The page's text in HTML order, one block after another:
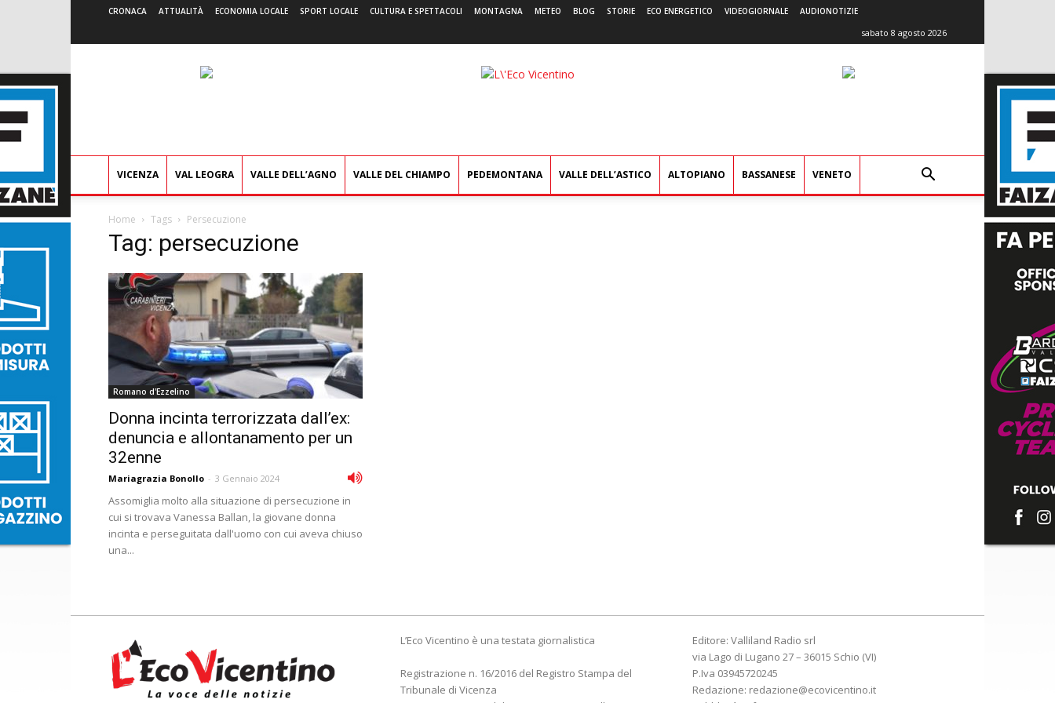
CRONACA ATTUALITÀ ECONOMIA LOCALE SPORT LOCALE CULTURA E SPETTACOLI MONTAGNA METEO BLOG STORIE ECO ENERGETICO VIDEOGIORNALE AUDIONOTIZIE
sabato 8 agosto 2026
L'Eco
VICENZA VAL LEOGRA VALLE DELL’AGNO VALLE DEL CHIAMPO PEDEMONTANA VALLE DELL’ASTICO ALTOPIANO BASSANESE VENETO
Home Tags Persecuzione
Tag: persecuzione
Romano d'Ezzelino
Donna incinta terrorizzata dall’ex:
denuncia e allontanamento per un
32enne
Mariagrazia Bonollo - 3 Gennaio 2024
Assomiglia molto alla situazione di persecuzione in
cui si trovava Vanessa Ballan, la giovane donna
incinta e perseguitata dall'uomo con cui aveva chiuso
una...
L’Eco Vicentino è una testata giornalistica
Registrazione n. 16/2016 del Registro Stampa del
Tribunale di Vicenza
Editore: Valliland Radio srl
via Lago di Lugano 27 – 36015 Schio (VI)
P.Iva 03945720245
Redazione: redazione@ecovicentino.it